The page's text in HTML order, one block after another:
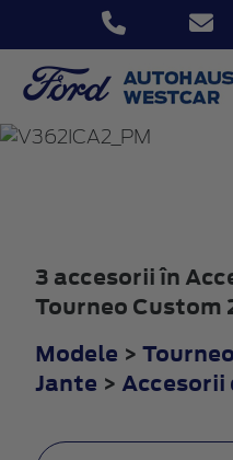
CUSTOM
3 accesorii în
Tourneo Custom
Modele >
Jante > Accesorii